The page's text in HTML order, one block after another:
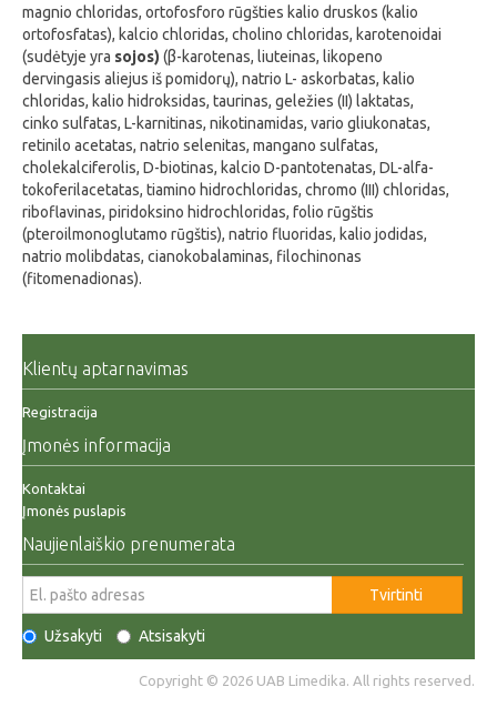
magnio chloridas, ortofosforo rūgšties kalio druskos (kalio
ortofosfatas), kalcio chloridas, cholino chloridas, karotenoidai
(sudėtyje yra sojos) (β-karotenas, liuteinas, likopeno
dervingasis aliejus iš pomidorų), natrio L- askorbatas, kalio
chloridas, kalio hidroksidas, taurinas, geležies (II) laktatas,
cinko sulfatas, L-karnitinas, nikotinamidas, vario gliukonatas,
retinilo acetatas, natrio selenitas, mangano sulfatas,
cholekalciferolis, D-biotinas, kalcio D-pantotenatas, DL-alfa-
tokoferilacetatas, tiamino hidrochloridas, chromo (III) chloridas,
riboflavinas, piridoksino hidrochloridas, folio rūgštis
(pteroilmonoglutamo rūgštis), natrio fluoridas, kalio jodidas,
natrio molibdatas, cianokobalaminas, filochinonas
(fitomenadionas).
Klientų aptarnavimas
Registracija
Įmonės informacija
Kontaktai
Įmonės puslapis
Naujienlaiškio prenumerata
Tvirtinti
Užsakyti Atsisakyti
Copyright © 2026 UAB Limedika. All rights reserved.